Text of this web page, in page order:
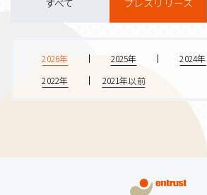
2026年 2025年 2024年
2022年
2021年以前